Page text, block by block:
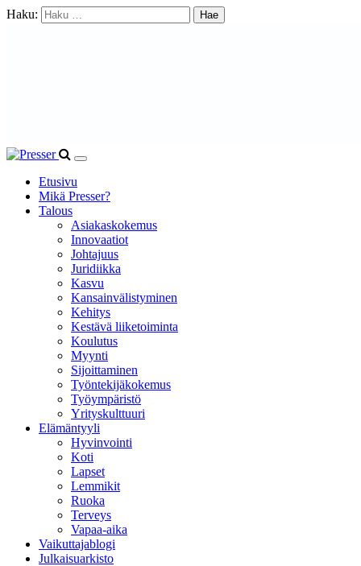
Haku:
Etusivu
Mikä Presser?
Talous
Asiakaskokemus
Innovaatiot
Johtajuus
Juridiikka
Kasvu
Kansainvälistyminen
Kehitys
Kestävä liiketoiminta
Koulutus
Myynti
Sijoittaminen
Työntekijäkokemus
Työympäristö
Yrityskulttuuri
Elämäntyyli
Hyvinvointi
Koti
Lapset
Lemmikit
Ruoka
Terveys
Vapaa-aika
Vaikuttajablogi
Julkaisuarkisto